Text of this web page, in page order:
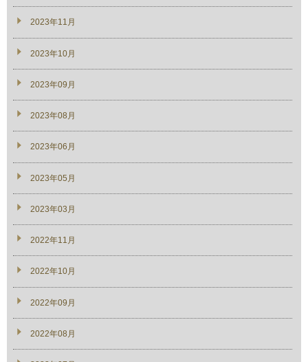
2023年11月
2023年10月
2023年09月
2023年08月
2023年06月
2023年05月
2023年03月
2022年11月
2022年10月
2022年09月
2022年08月